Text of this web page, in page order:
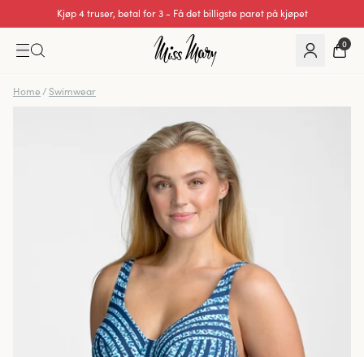
Kjøp 4 truser, betal for 3 - Få det billigste paret på kjøpet
0
Home / Swimwear